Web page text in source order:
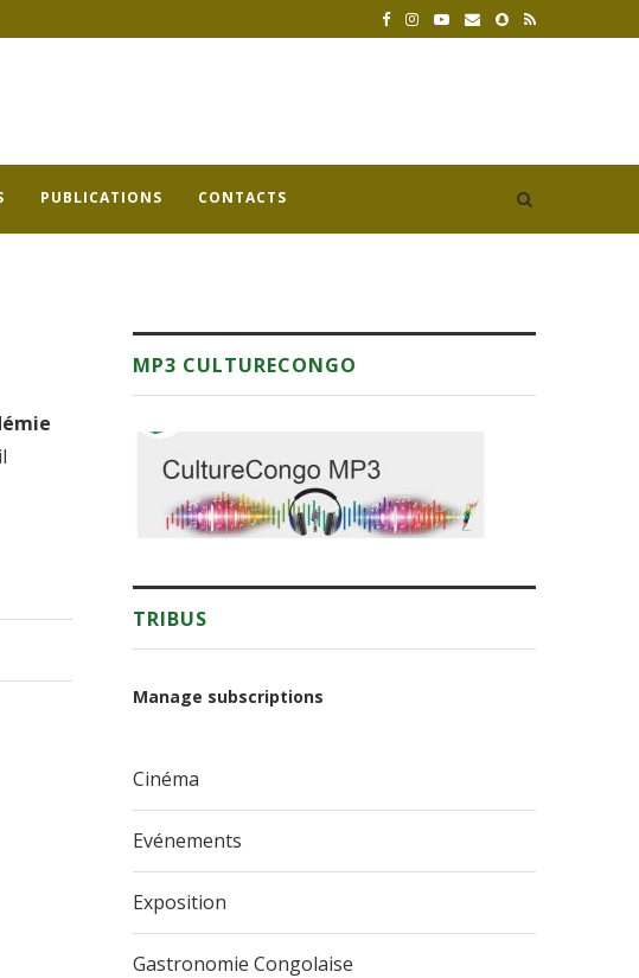
PUBLICATIONS CONTACTS
MP3 CULTURECONGO
TRIBUS
Manage subscriptions
Cinéma
Evénements
Exposition
Gastronomie Congolaise